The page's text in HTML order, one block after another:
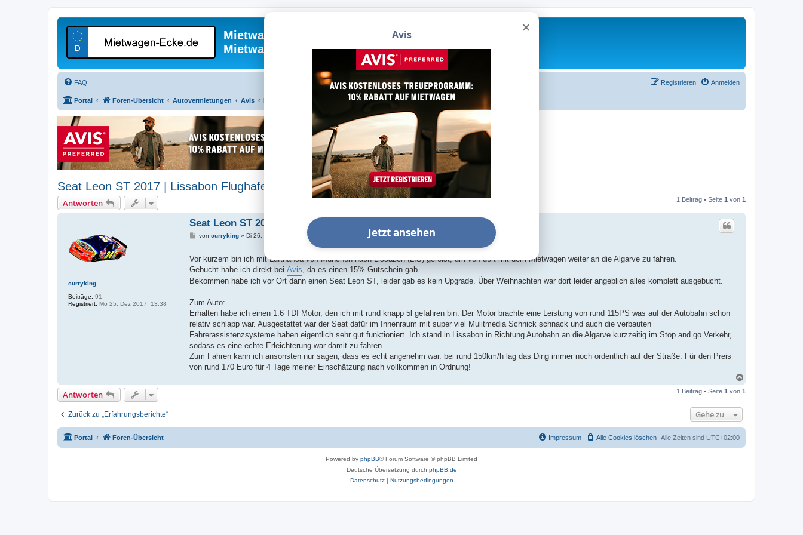
Mietwagen-Ecke.de - das Forum rund um
Mietwagen
FAQ Anmelden
Registrieren
Portal Foren-Übersicht Autovermietungen Avis Erfahrungsberichte
Seat Leon ST 2017 | Lissabon Flughafen (LIS)
Antworten 1 Beitrag • Seite 1 von 1
curryking
Beiträge: 91
Registriert: Mo 25. Dez 2017, 13:38
Seat Leon ST 2017 | Lissabon Flughafen (LIS)
B
t
r
a
g
von curryking» Di 26. Dez 2017, 16:35
Vor kurzem bin ich mit Lufthansa von München nach Lissabon (LIS) gereist, um von dort mit dem Mietwagen weiter an die Algarve zu fahren.
Gebucht habe ich direkt bei Avis, da es einen 15% Gutschein gab.
Bekommen habe ich vor Ort dann einen Seat Leon ST, leider gab es kein Upgrade. Über Weihnachten war dort leider angeblich alles komplett ausgebucht.
Zum Auto:
Erhalten habe ich einen 1.6 TDI Motor, den ich mit rund knapp 5l gefahren bin. Der Motor brachte eine Leistung von rund 115PS was auf der Autobahn schon
relativ schlapp war. Ausgestattet war der Seat dafür im Innenraum mit super viel Mulitmedia Schnick schnack und auch die verbauten
Fahrerassistenzsysteme haben eigentlich sehr gut funktioniert. Ich stand in Lissabon in Richtung Autobahn an die Algarve kurzzeitig im Stop and go Verkehr,
sodass es eine echte Erleichterung war damit zu fahren.
Zum Fahren kann ich ansonsten nur sagen, dass es echt angenehm war. bei rund 150km/h lag das Ding immer noch ordentlich auf der Straße. Für den Preis
von rund 170 Euro für 4 Tage meiner Einschätzung nach vollkommen in Ordnung!
c
Antworten 1 Beitrag • Seite 1 von 1
Zurück zu „Erfahrungsberichte“ Gehe zu
Portal Foren-Übersicht Alle Zeiten sind UTC+02:00
Alle Cookies löschen
Impressum
Powered by phpBB® Forum Software © phpBB Limited
Deutsche Übersetzung durch phpBB.de
Datenschutz| Nutzungsbedingungen
×
Avis
Jetzt ansehen